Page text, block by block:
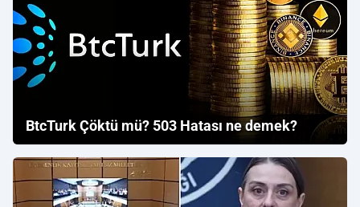
BtcTurk Çöktü mü? 503 Hatası ne demek?